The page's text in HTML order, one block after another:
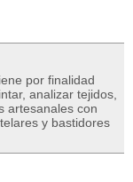
por finalidad
analizar tejidos,
artesanales con
y bastidores